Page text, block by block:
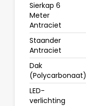
Sierkap 6
Meter
Antraciet
Staander
Antraciet
Dak
(Polycarbonaat)
LED-
verlichting